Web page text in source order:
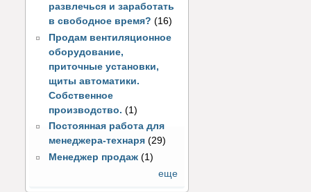
развлечься и заработать
в свободное время? (16)
Продам вентиляционное
оборудование,
приточные установки,
щиты автоматики.
Собственное
производство. (1)
Постоянная работа для
менеджера-технаря (29)
Менеджер продаж (1)
еще